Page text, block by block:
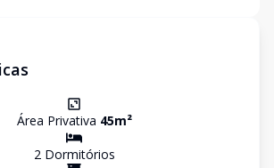
Área Privativa 45m²
2Dormitórios